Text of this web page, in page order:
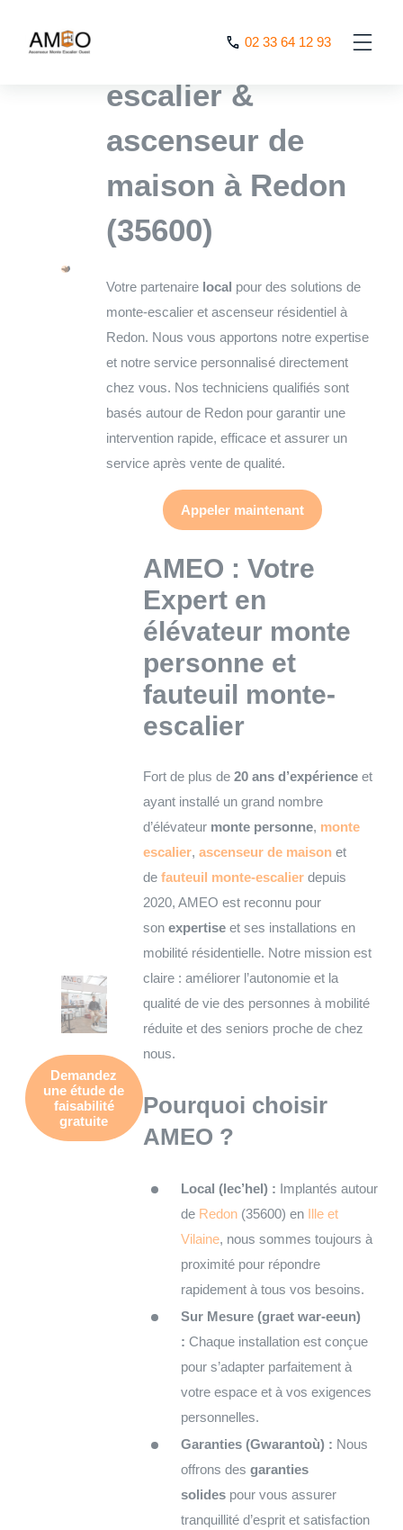
02 33 64 12 93
L’expert monte
escalier &
ascenseur de
maison à Redon
(35600)
Votre partenaire local pour des solutions de
monte-escalier et ascenseur résidentiel à
Redon. Nous vous apportons notre expertise
et notre service personnalisé directement
chez vous. Nos techniciens qualifiés sont
basés autour de Redon pour garantir une
intervention rapide, efficace et assurer un
service après vente de qualité.
Appeler maintenant
Demandez
uneétude de
faisabilité
gratuite
AMEO : Votre
Expert en
élévateur monte
personne et
fauteuil monte-
escalier
Fort de plus de 20 ans d’expérienceet
ayant installé un grand nombre
d’élévateur monte personne, monte
escalier, ascenseur de maisonet
de fauteuil monte-escalierdepuis
2020, AMEO est reconnu pour
son expertiseet ses installations en
mobilité résidentielle. Notre mission est
claire : améliorer l’autonomie et la
qualité de vie des personnes à mobilité
réduite et des seniors proche de chez
nous.
Pourquoi choisir
AMEO ?
Local (lec’hel) : Implantés autour
de Redon(35600) en Ille et
Vilaine, nous sommes toujours à
proximité pour répondre
rapidement à tous vos besoins.
Sur Mesure (graet war-eeun)
: Chaque installation est conçue
pour s’adapter parfaitement à
votre espace et à vos exigences
personnelles.
Garanties (Gwarantoù) : Nous
offrons des garanties
solidespour vous assurer
tranquillité d’esprit et satisfaction